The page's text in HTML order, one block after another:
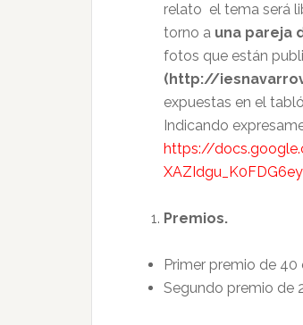
relato el tema será
torno a una pareja
fotos que están
(http://
expuestas en el
Indicando
https://
Premios.
Primer premio de
Segundo premio de